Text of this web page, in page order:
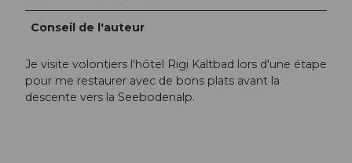
Conseil de l'auteur
Je visite volontiers l'hôtel Rigi Kaltbad lors d'une étape
pour me restaurer avec de bons plats avant la
descente vers la Seebodenalp.